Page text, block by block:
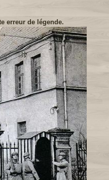
erreur de légende.